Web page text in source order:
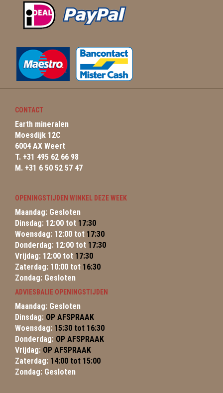
CONTACT
Earth mineralen
Moesdijk 12C
6004 AX Weert
T. +31 495 62 66 98
M. +31 6 50 52 57 47
OPENINGSTIJDEN WINKEL DEZE WEEK
Maandag: Gesloten
Dinsdag: 12:00 tot 17:30
Woensdag: 12:00 tot 17:30
Donderdag: 12:00 tot 17:30
Vrijdag: 12:00 tot 17:30
Zaterdag: 10:00 tot 16:30
Zondag: Gesloten
ADVIESBALIE OPENINGSTIJDEN
Maandag: Gesloten
Dinsdag: OP AFSPRAAK
Woensdag: 15:30 tot 16:30
Donderdag: OP AFSPRAAK
Vrijdag: OP AFSPRAAK
Zaterdag: 14:00 tot 15:00
Zondag: Gesloten